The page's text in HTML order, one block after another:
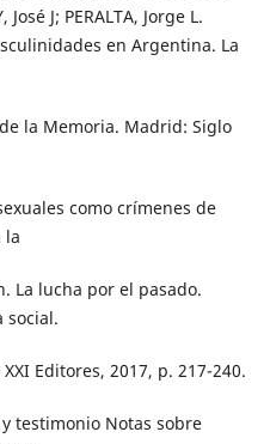
J; PERALTA, Jorge L.
en Argentina. La
la Memoria. Madrid: Siglo
como crímenes de
la
La lucha por el pasado.
social.
Editores, 2017, p. 217-240.
y testimonio Notas sobre